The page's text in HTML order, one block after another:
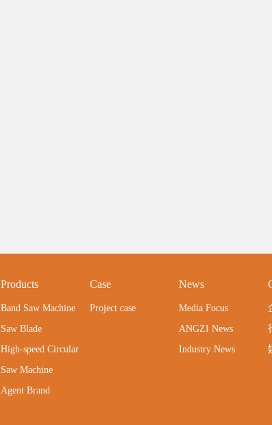
Products
Band Saw Machine
Saw Blade
High-speed Circular
Saw Machine
Agent Brand
Case
Project case
News
Media Focus
ANGZI News
Industry News